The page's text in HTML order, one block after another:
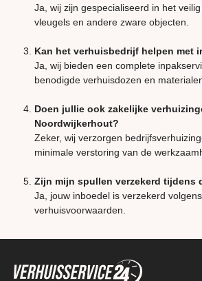
Ja, wij zijn gespecialiseerd in het veilig
vleugels en andere zware objecten.
Kan het verhuisbedrijf helpen met
Ja, wij bieden een complete
benodigde verhuisdozen en
Doen jullie ook zakelijke
Noordwijkerhout?
Zeker, wij verzorgen
minimale verstoring van de
Zijn mijn spullen verzekerd tijdens
Ja, jouw inboedel is verzekerd
verhuisvoorwaarden.